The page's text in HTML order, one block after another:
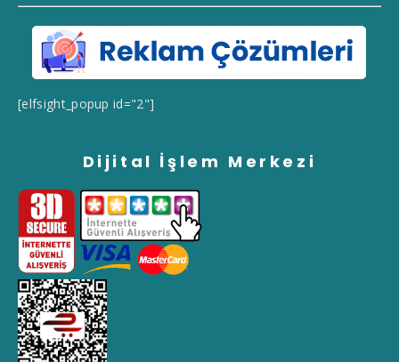
[elfsight_popup id="2"]
Dijital İşlem Merkezi